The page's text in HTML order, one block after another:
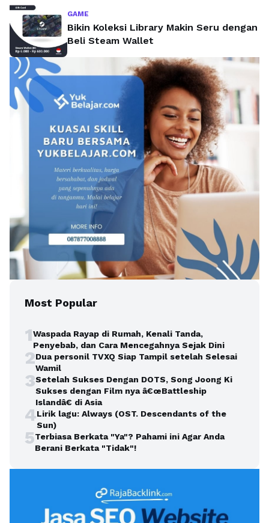
GAME
Bikin Koleksi Library Makin Seru dengan
Beli Steam Wallet
Most Popular
1Waspada Rayap di Rumah, Kenali Tanda,
Penyebab, dan Cara Mencegahnya Sejak Dini
2Dua personil TVXQ Siap Tampil setelah Selesai
Wamil
3Setelah Sukses Dengan DOTS, Song Joong Ki
Sukses dengan Film nya â€œBattleship
Islandâ€ di Asia
4Lirik lagu: Always (OST. Descendants of the
Sun)
5Terbiasa Berkata "Ya"? Pahami ini Agar Anda
Berani Berkata "Tidak"!